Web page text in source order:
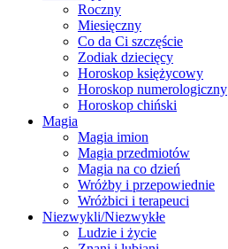
Roczny
Miesięczny
Co da Ci szczęście
Zodiak dziecięcy
Horoskop księżycowy
Horoskop numerologiczny
Horoskop chiński
Magia
Magia imion
Magia przedmiotów
Magia na co dzień
Wróżby i przepowiednie
Wróżbici i terapeuci
Niezwykli/Niezwykłe
Ludzie i życie